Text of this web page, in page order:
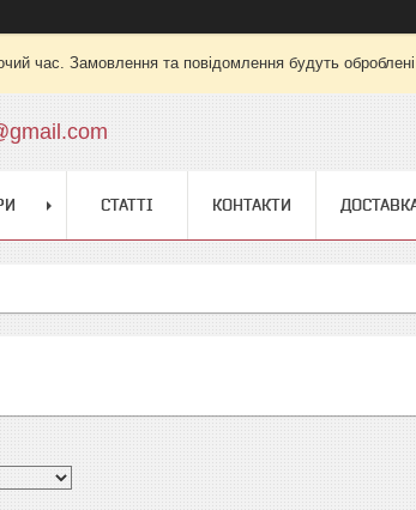
час. Замовлення та повідомлення будуть
СТАТТІ КОНТАКТИ